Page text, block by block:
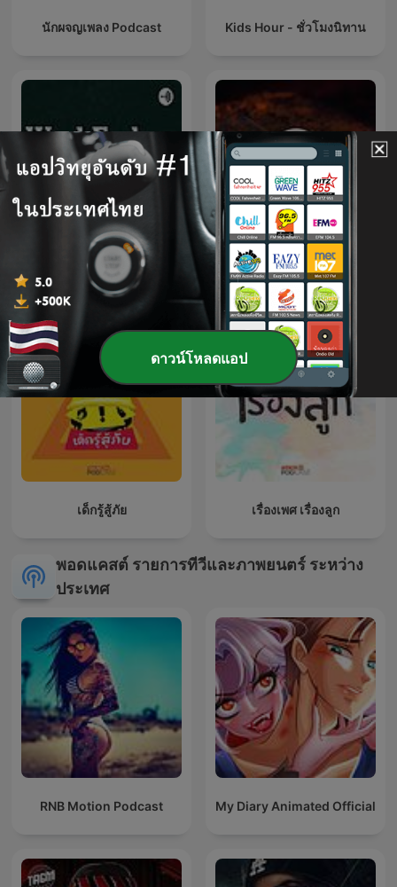
นักผจญเพลง Podcast Kids Hour - ชั่วโมงนิทาน
EastEnders Weekly:
Weekenders
48 Hours
เด็กรู้สู้ภัย เรื่องเพศ เรื่องลูก
พอดแคสต์ รายการทีวีและภาพยนตร์ ระหว่าง
ประเทศ
RNB Motion Podcast My Diary Animated Official
ดาวน์โหลดแอป